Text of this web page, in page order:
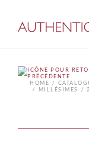
HOME
MILLÉSIMES